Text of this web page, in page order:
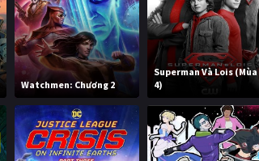
Watchmen: Chương 2
Superman Và Lois (Mùa
4)